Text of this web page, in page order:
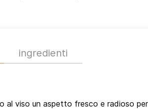
ingredienti
viso un aspetto fresco e radioso